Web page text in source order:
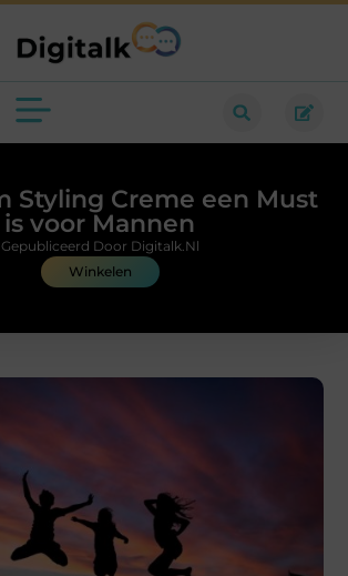
Styling Creme een Must
is voor Mannen
Winkelen
Gepubliceerd Door Digitalk.nl